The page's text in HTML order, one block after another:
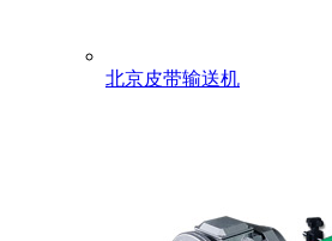
北京皮带输送机